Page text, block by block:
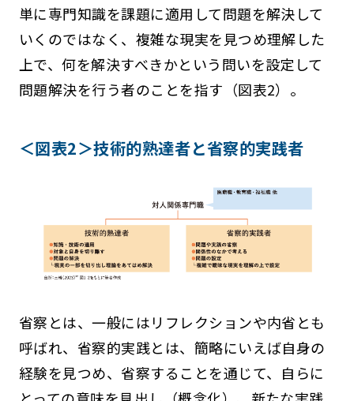
単に専門知識を課題に適用して問題を解決して
いくのではなく、複雑な現実を見つめ理解した
上で、何を解決すべきかという問いを設定して
問題解決を行う者のことを指す（図表2）。
＜図表2＞技術的熟達者と省察的実践者
省察とは、一般にはリフレクションや内省とも
呼ばれ、省察的実践とは、簡略にいえば自身の
経験を見つめ、省察することを通じて、自らに